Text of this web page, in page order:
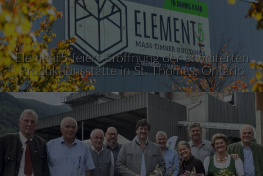
Element5 feiert Eröffnung der erweiterten
Produktionsstätte in St. Thomas, Ontario